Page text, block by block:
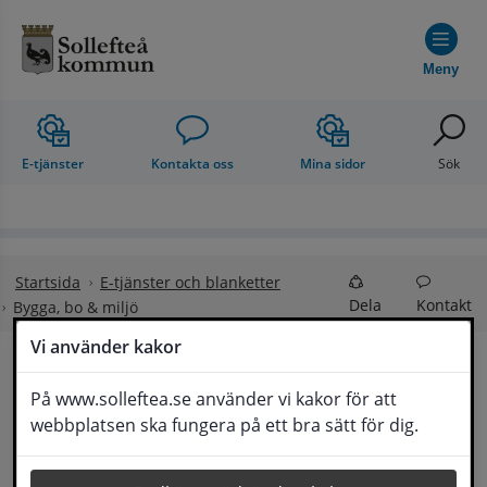
Vi använder kakor
På www.solleftea.se använder vi kakor för att
webbplatsen ska fungera på ett bra sätt för dig.
Meny
E-tjänster Kontakta oss Mina sidor Sök
Startsida
E-tjänster och blanketter
Bygga, bo & miljö
Dela Kontakt
Bygga, bo & miljö
Här hittar du alla e-tjänster och blanketter inom